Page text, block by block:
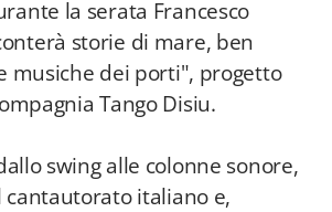
la serata Francesco
storie di mare, ben
musiche dei porti", progetto
Tango Disiu.
swing alle colonne sonore,
cantautorato italiano e,